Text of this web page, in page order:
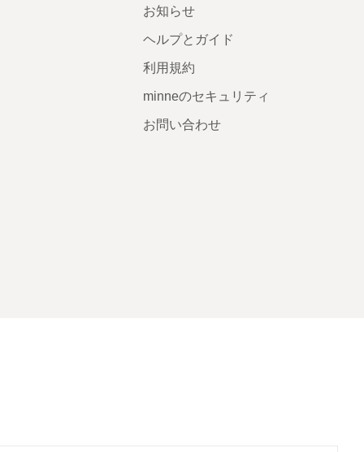
お知らせ
ヘルプとガイド
利用規約
minneのセキュリティ
お問い合わせ